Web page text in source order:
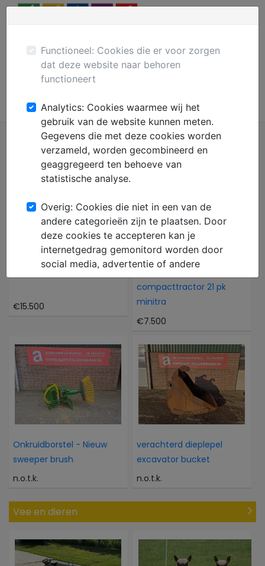
Plaats gratis advertentie
Mechanisatie
€15.500
compacttractor 21 pk
minitra
€7.500
Onkruidborstel - Nieuw
sweeper brush
n.o.t.k.
verachterd dieplepel
excavator bucket
n.o.t.k.
Vee en dieren